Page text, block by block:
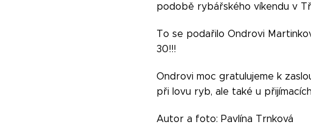
podobě rybářského víkendu v
To se podařilo Ondrovi
30!!!
Ondrovi moc gratulujeme k
při lovu ryb, ale také u
Autor a foto: Pavlína Trnková